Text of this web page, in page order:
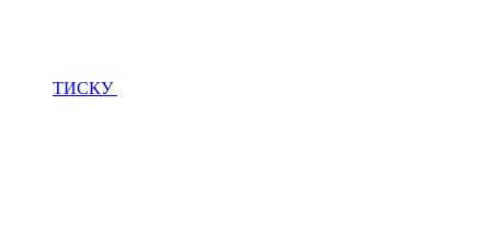
ТИСКУ